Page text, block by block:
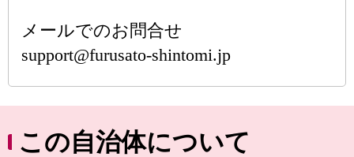
メールでのお問合せ
support@furusato-shintomi.jp
この自治体について